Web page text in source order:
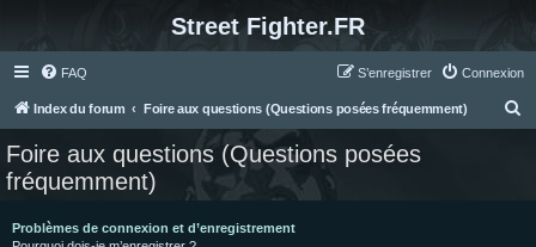
Street Fighter.FR
FAQ Connexion
S’enregistrer
Index du forum Foire aux questions (Questions posées fréquemment)
Foire aux questions (Questions posées
fréquemment)
Problèmes de connexion et d’enregistrement